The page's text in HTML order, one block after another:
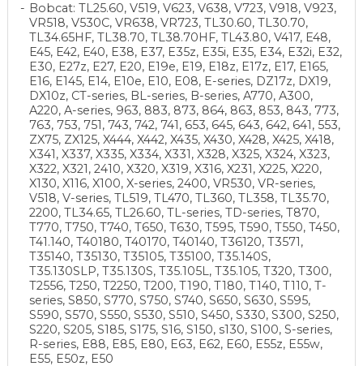
Bobcat: TL25.60, V519, V623, V638, V723, V918, V923,
VR518, V530C, VR638, VR723, TL30.60, TL30.70,
TL34.65HF, TL38.70, TL38.70HF, TL43.80, V417, E48,
E45, E42, E40, E38, E37, E35z, E35i, E35, E34, E32i, E32,
E30, E27z, E27, E20, E19e, E19, E18z, E17z, E17, E165,
E16, E145, E14, E10e, E10, E08, E-series, DZ17z, DX19,
DX10z, CT-series, BL-series, B-series, A770, A300,
A220, A-series, 963, 883, 873, 864, 863, 853, 843, 773,
763, 753, 751, 743, 742, 741, 653, 645, 643, 642, 641, 553,
ZX75, ZX125, X444, X442, X435, X430, X428, X425, X418,
X341, X337, X335, X334, X331, X328, X325, X324, X323,
X322, X321, 2410, X320, X319, X316, X231, X225, X220,
X130, X116, X100, X-series, 2400, VR530, VR-series,
V518, V-series, TL519, TL470, TL360, TL358, TL35.70,
2200, TL34.65, TL26.60, TL-series, TD-series, T870,
T770, T750, T740, T650, T630, T595, T590, T550, T450,
T41.140, T40180, T40170, T40140, T36120, T3571,
T35140, T35130, T35105, T35100, T35.140S,
T35.130SLP, T35.130S, T35.105L, T35.105, T320, T300,
T2556, T250, T2250, T200, T190, T180, T140, T110, T-
series, S850, S770, S750, S740, S650, S630, S595,
S590, S570, S550, S530, S510, S450, S330, S300, S250,
S220, S205, S185, S175, S16, S150, s130, S100, S-series,
R-series, E88, E85, E80, E63, E62, E60, E55z, E55w,
E55, E50z, E50